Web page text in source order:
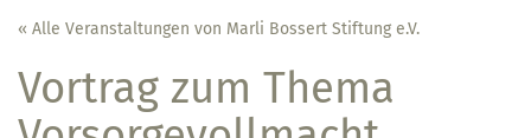
Zum
Inhalt
springen
« Alle Veranstaltungen von Marli Bossert Stiftung e.V.
Vortrag zum Thema